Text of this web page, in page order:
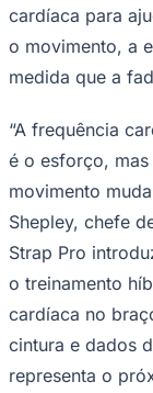
cardíaca para
o movimento, a
medida que a
“A frequência
é o esforço,
movimento
Shepley, chefe
Strap Pro
o treinamento
cardíaca no
cintura e dados
representa o